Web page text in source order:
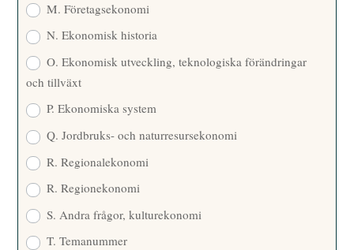
M. Företagsekonomi
N. Ekonomisk historia
O. Ekonomisk utveckling, teknologiska förändringar
och tillväxt
P. Ekonomiska system
Q. Jordbruks- och naturresursekonomi
R. Regionalekonomi
R. Regionekonomi
S. Andra frågor, kulturekonomi
T. Temanummer